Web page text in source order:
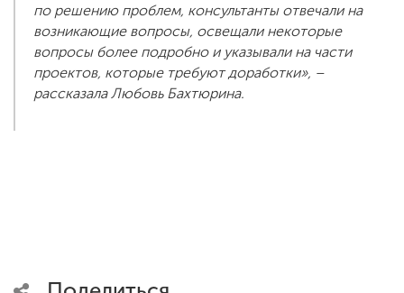
по решению проблем, консультанты отвечали на
возникающие вопросы, освещали некоторые
вопросы более подробно и указывали на части
проектов, которые требуют доработки», –
рассказала Любовь Бахтюрина.